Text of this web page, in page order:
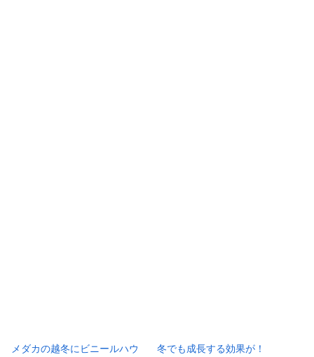
メダカの越冬にビニールハウ
冬でも成長する効果が！